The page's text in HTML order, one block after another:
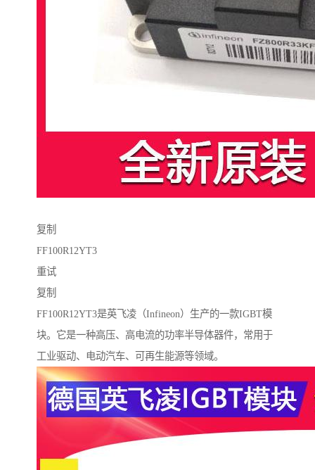
复制
FF100R12YT3
重试
复制
FF100R12YT3是英飞凌（Infineon）生产的一款IGBT模
块。它是一种高压、高电流的功率半导体器件，常用于
工业驱动、电动汽车、可再生能源等领域。